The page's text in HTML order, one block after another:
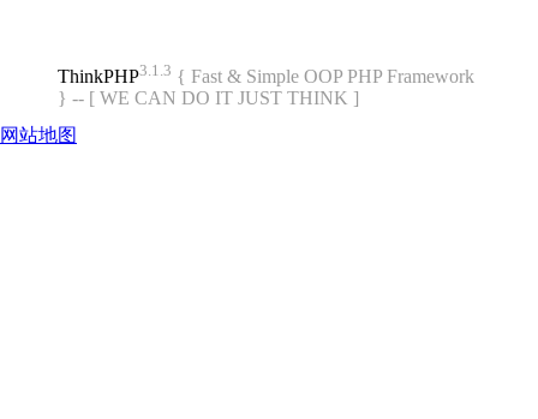
ThinkPHP3.1.3 { Fast & Simple OOP PHP Framework
} -- [ WE CAN DO IT JUST THINK ]
网站地图